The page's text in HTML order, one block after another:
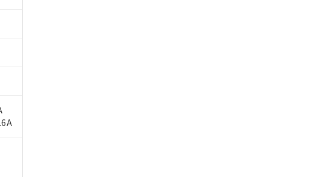
ータに基づき作成されるも
オムロン制御機器販売店・
確認ください。
メンバーズにご登録され
。
。
ルエーテル類) : 1000ppm、
影響を及ぼさない年数を意
役務取引許可)を取得する
ないよう必要な手段を講じ
武器並びにこれらの製造装
当該第三者に通知します。
ある場合は、取り引きをい
様担当のオムロン制御